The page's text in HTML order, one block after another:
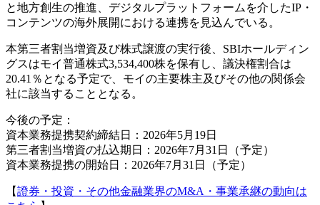
と地方創生の推進、デジタルプラットフォームを介したIP・
コンテンツの海外展開における連携を見込んでいる。
本第三者割当増資及び株式譲渡の実行後、SBIホールディン
グスはモイ普通株式3,534,400株を保有し、議決権割合は
20.41％となる予定で、モイの主要株主及びその他の関係会
社に該当することとなる。
今後の予定：
資本業務提携契約締結日：2026年5月19日
第三者割当増資の払込期日：2026年7月31日（予定）
資本業務提携の開始日：2026年7月31日（予定）
【證券・投資・その他金融業界のM&A・事業承継の動向は